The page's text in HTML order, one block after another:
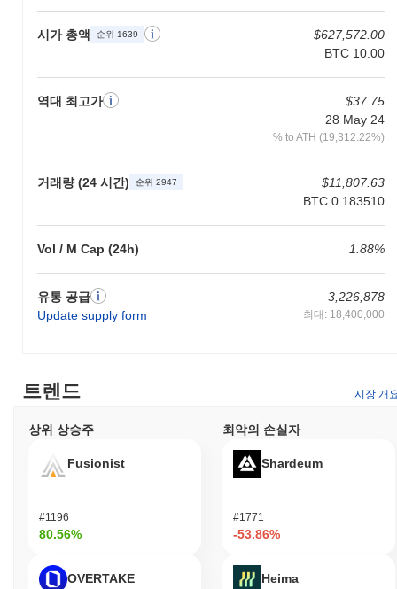
시가 총액 순위 1639
$627,572.00
BTC 10.00
역대 최고가
$37.75
28 May 24
% to ATH (19,312.22%)
거래량 (24 시간) 순위 2947
$11,807.63
BTC 0.183510
Vol / M Cap (24h) 1.88%
유통 공급
Update supply form
3,226,878
최대: 18,400,000
과 상호 작용을 가능하게 하여 사용성과 매력을 넓힙니다. 생태계
는 다양한 개발자 및 조직과의 전략적 파트너십과 협력을 통해 강
화되어 혁신을 위한 강력한 환경을 조성합니다. XELIS는 또한 커
뮤니티 거버넌스를 강조하여 이해관계자가 의사 결정 과정에 참여
할 수 있도록 하여 분산화와 사용자 참여를 증진합니다. 이러한 요
소들은 XELIS가 진화하는 블록체인 환경에서 독특한 역할을 수행
다. 주로 거래 수수료에 사용되어 사용자가 XELIS 블록체인에서
구축된 분산 애플리케이션(dApps)과 상호 작용하고 가치를 전송할
수 있도록 합니다. 보유자는 네트워크를 보호하기 위해 토큰을 스
테이킹할 수 있으며, 이는 네트워크의 스테이킹 메커니즘에 따라
영향을 미치는 제안에 투표할 수 있습니다. 이러한 민주적인 접근
방식은 사용자가 주요 결정에 발언권을 가질 수 있도록 합니다. 개
스를 포함한 다양한 애플리케이션을 지원합니다. 전반적으로
XELIS는 사용자, 검증자 및 개발자가 블록체인과 효과적으로 상호
XELIS는 여전히 활성화되어 있거나 관련성이 있나요?
XELIS는 2023년 9월에 발표된 최근 거버넌스 제안을 통해 여전히
사 결정 과정을 나타냅니다. 이 프로젝트는 생태계 내에서 상호 운
용성을 향상시키는 데 개발 노력을 집중하고 있으며, 이는 더 넓은
러 거래소에 상장되어 있으며, 투자자와 사용자로부터의 지속적인
관심을 반영하는 일관된 거래량을 유지하고 있습니다. 또한, 이 프
트렌드 시장 개
상위 상승주
Fusionist
#1196
80.56%
OVERTAKE
최악의 손실자
Shardeum
#1771
-53.86%
Heima